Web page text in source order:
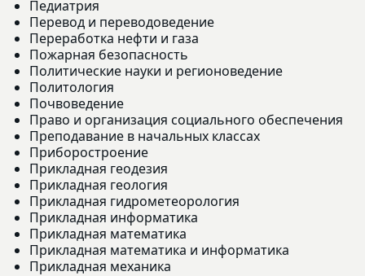
Педиатрия
Перевод и переводоведение
Переработка нефти и газа
Пожарная безопасность
Политические науки и регионоведение
Политология
Почвоведение
Право и организация социального обеспечения
Преподавание в начальных классах
Приборостроение
Прикладная геодезия
Прикладная геология
Прикладная гидрометеорология
Прикладная информатика
Прикладная математика
Прикладная математика и информатика
Прикладная механика